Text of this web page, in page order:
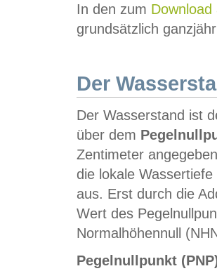
In den zum Download
grundsätzlich
Der
Der Wasserstand ist
über dem
Zentimeter
die lokale
aus. Erst durch die
Wert des
Normalhöhennull
Pegelnullpunkt